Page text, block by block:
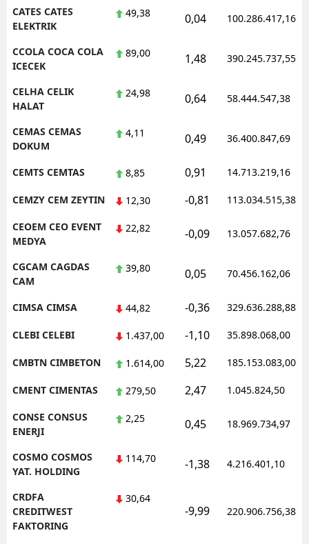
CATES CATES
ELEKTRIK
49,38 0,04 100.286.417,16
CCOLA COCA COLA
ICECEK
89,00 1,48 390.245.737,55
CELHA CELIK
HALAT
24,98 0,64 58.444.547,38
CEMAS CEMAS
DOKUM
4,11 0,49 36.400.847,69
CEMTS CEMTAS 8,85 0,91 14.713.219,16
CEMZY CEM ZEYTIN 12,30 -0,81 113.034.515,38
CEOEM CEO EVENT
MEDYA
22,82 -0,09 13.057.682,76
CGCAM CAGDAS
CAM
39,80 0,05 70.456.162,06
CIMSA CIMSA 44,82 -0,36 329.636.288,88
CLEBI CELEBI 1.437,00 -1,10 35.898.068,00
CMBTN CIMBETON 1.614,00 5,22 185.153.083,00
CMENT CIMENTAS 279,50 2,47 1.045.824,50
CONSE CONSUS
ENERJI
2,25 0,45 18.969.734,97
COSMO COSMOS
YAT. HOLDING
114,70 -1,38 4.216.401,10
CRDFA
CREDITWEST
FAKTORING
30,64
-9,99 220.906.756,38